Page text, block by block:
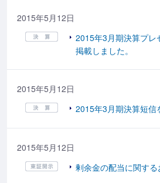
2015年5月12日
2015年3月期決算プレ
掲載しました。
2015年5月12日
2015年3月期決算短信
2015年5月12日
剰余金の配当に関す